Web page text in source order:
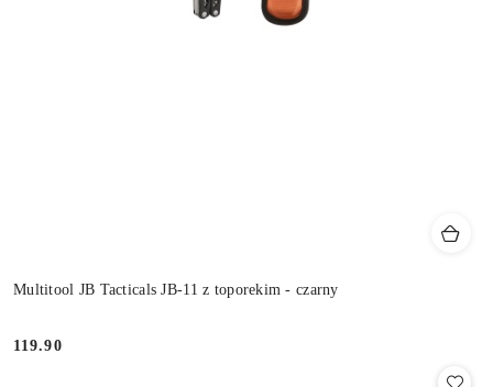
Multitool JB Tacticals JB-11 z toporekim - czarny
Cena:
119.90